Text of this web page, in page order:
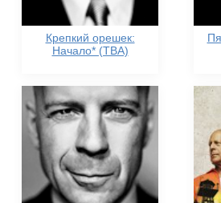
Крепкий орешек:
Начало* (TBA)